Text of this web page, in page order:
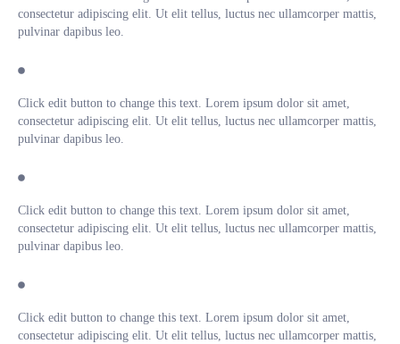
consectetur adipiscing elit. Ut elit tellus, luctus nec ullamcorper mattis,
pulvinar dapibus leo.
Click edit button to change this text. Lorem ipsum dolor sit amet,
consectetur adipiscing elit. Ut elit tellus, luctus nec ullamcorper mattis,
pulvinar dapibus leo.
Click edit button to change this text. Lorem ipsum dolor sit amet,
consectetur adipiscing elit. Ut elit tellus, luctus nec ullamcorper mattis,
pulvinar dapibus leo.
Click edit button to change this text. Lorem ipsum dolor sit amet,
consectetur adipiscing elit. Ut elit tellus, luctus nec ullamcorper mattis,